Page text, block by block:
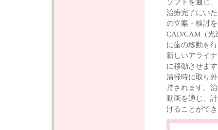
ソフトを通じ
治療完了にい
の立案・検討
CAD/CAM（光
に歯の移動を
新しいアライ
に移動させま
清掃時に取り
持されます。
動画を通じ、
けることがで